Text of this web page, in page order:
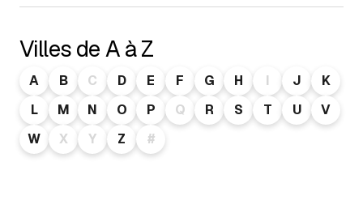
Villes de A à Z
A B C D E F G H I J
K
L
M N O P Q R S T U
V
W
X Y Z #